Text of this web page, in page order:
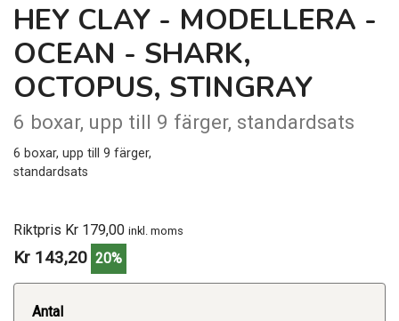
HEY CLAY - MODELLERA -
OCEAN - SHARK,
OCTOPUS, STINGRAY
6 boxar, upp till 9 färger, standardsats
6 boxar, upp till 9 färger,
standardsats
Riktpris Kr 179,00 inkl. moms
Kr 143,20 20%
Antal